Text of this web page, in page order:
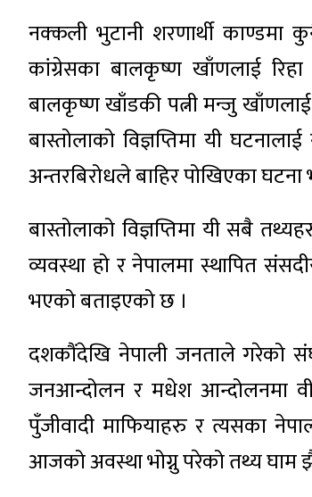
नक्कली भुटानी शरणार्थी काण्डमा
कांग्रेसका बालकृष्ण खाँणलाई
बालकृष्ण खाँडकी पत्नी मन्जु खाँणलाई
बास्तोलाको विज्ञप्तिमा यी
अन्तरबिरोधले बाहिर पोखिएका
बास्तोलाको विज्ञप्तिमा यी सबै
व्यवस्था हो र नेपालमा स्थापित
भएको बताइएको छ ।
दशकौंदेखि नेपाली जनताले गरेको
जनआन्दोलन र मधेश आन्दोलनमा
पुँजीवादी माफियाहरु र त्यसका
आजको अवस्था भोग्नु परेको तथ्य घाम